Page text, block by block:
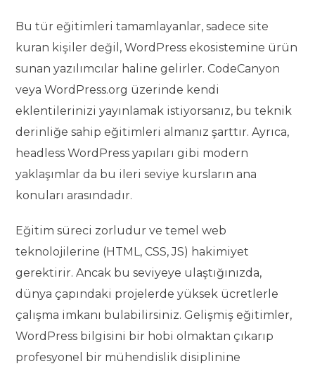
Bu tür eğitimleri tamamlayanlar, sadece site
kuran kişiler değil, WordPress ekosistemine ürün
sunan yazılımcılar haline gelirler. CodeCanyon
veya WordPress.org üzerinde kendi
eklentilerinizi yayınlamak istiyorsanız, bu teknik
derinliğe sahip eğitimleri almanız şarttır. Ayrıca,
headless WordPress yapıları gibi modern
yaklaşımlar da bu ileri seviye kursların ana
konuları arasındadır.
Eğitim süreci zorludur ve temel web
teknolojilerine (HTML, CSS, JS) hakimiyet
gerektirir. Ancak bu seviyeye ulaştığınızda,
dünya çapındaki projelerde yüksek ücretlerle
çalışma imkanı bulabilirsiniz. Gelişmiş eğitimler,
WordPress bilgisini bir hobi olmaktan çıkarıp
profesyonel bir mühendislik disiplinine